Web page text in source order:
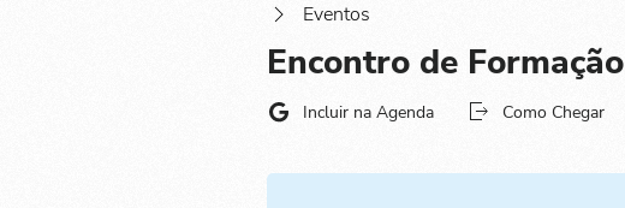
Eventos
Encontro de
Incluir na Agenda Como Chegar